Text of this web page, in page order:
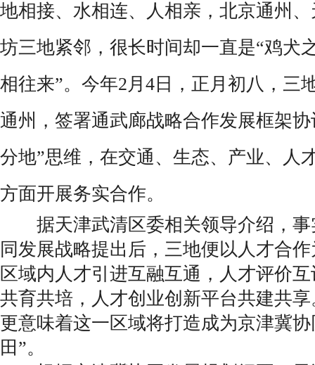
地相接、水相连、人相亲，北京通州
坊三地紧邻，很长时间却一直是“鸡犬
相往来”。今年2月4日，正月初八，三
通州，签署通武廊战略合作发展框架
分地”思维，在交通、生态、产业、人
方面开展务实合作。
据天津武清区委相关领导介绍，事
同发展战略提出后，三地便以人才合
区域内人才引进互融互通，人才评价
共育共培，人才创业创新平台共建共
更意味着这一区域将打造成为京津冀
田”。